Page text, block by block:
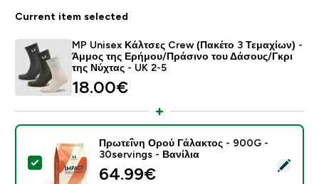
Current item selected
MP Unisex Κάλτσες Crew (Πακέτο 3 Τεμαχίων) -
Άμμος της Ερήμου/Πράσινο του Δάσους/Γκρι
της Νύχτας - UK 2-5
18.00€‎
Select this product - Πρωτεΐνη Ορού Γάλακτος -
Πρωτεΐνη Ορού Γάλακτος - 900G -
30servings - Βανίλια
64.99€‎